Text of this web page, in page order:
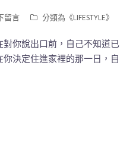
留言 分類為《LIFESTYLE》
對你說出口前，自己不知道已
決定住進家裡的那一日，自